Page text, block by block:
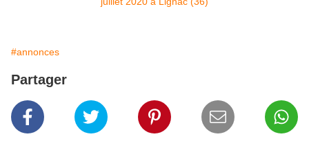
#annonces
Partager